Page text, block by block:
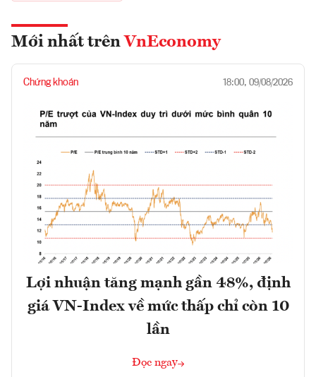
Mới nhất trên VnEconomy
Chứng khoán 18:00, 09/08/2026
Lợi nhuận tăng mạnh gần 48%, định
giá VN-Index về mức thấp chỉ còn 10
lần
Đọc ngay